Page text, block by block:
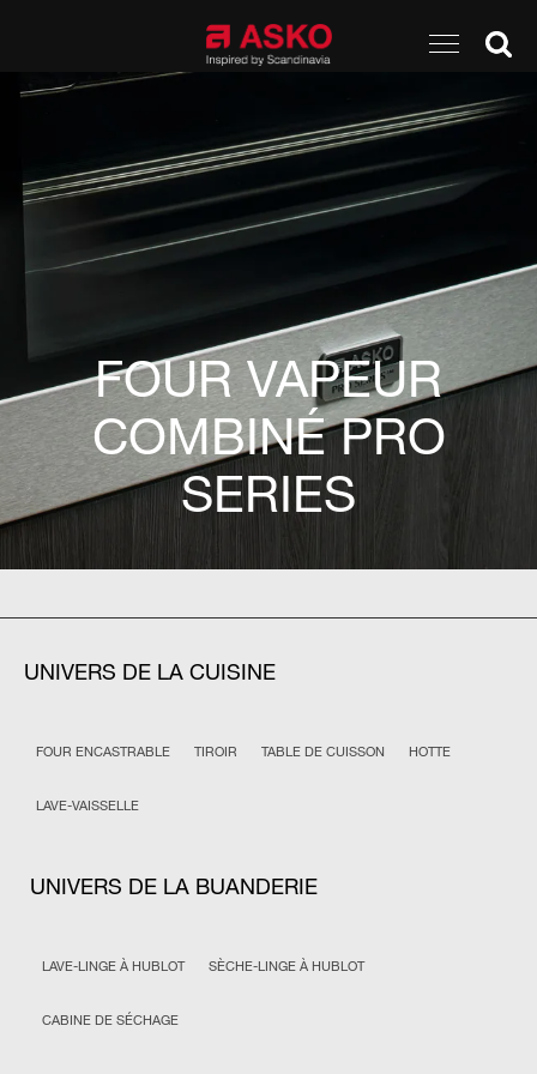
FOUR VAPEUR
COMBINÉ PRO
SERIES
UNIVERS DE LA CUISINE
FOUR ENCASTRABLE TIROIR TABLE DE CUISSON HOTTE
LAVE-VAISSELLE
UNIVERS DE LA BUANDERIE
LAVE-LINGE À HUBLOT SÈCHE-LINGE À HUBLOT
CABINE DE SÉCHAGE